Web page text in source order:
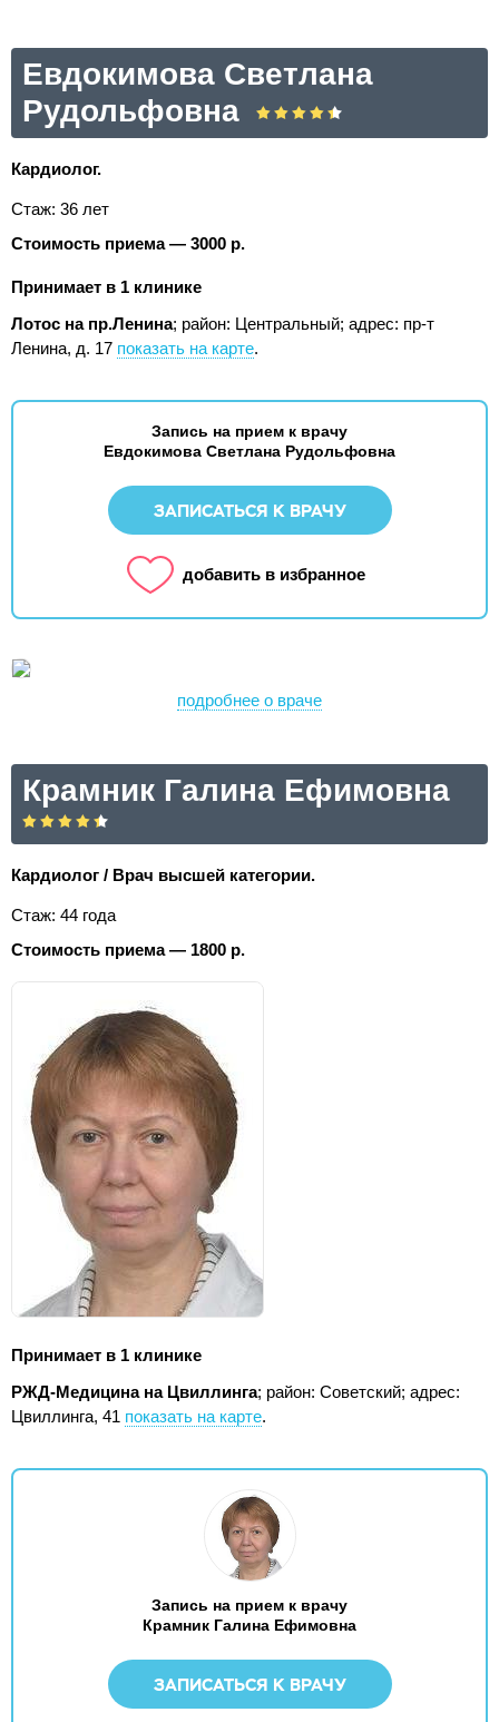
Евдокимова Светлана
Рудольфовна
Кардиолог.
Стаж: 36 лет
Стоимость приема — 3000 р.
Принимает в 1 клинике
Лотос на пр.Ленина; район: Центральный; адрес: пр-т
Ленина, д. 17 показать на карте.
Запись на прием к врачу
Евдокимова Светлана Рудольфовна
ЗАПИСАТЬСЯ К ВРАЧУ
добавить в избранное
подробнее о враче
Крамник Галина Ефимовна
Кардиолог / Врач высшей категории.
Стаж: 44 года
Стоимость приема — 1800 р.
Принимает в 1 клинике
РЖД-Медицина на Цвиллинга; район: Советский; адрес:
Цвиллинга, 41 показать на карте.
Запись на прием к врачу
Крамник Галина Ефимовна
ЗАПИСАТЬСЯ К ВРАЧУ